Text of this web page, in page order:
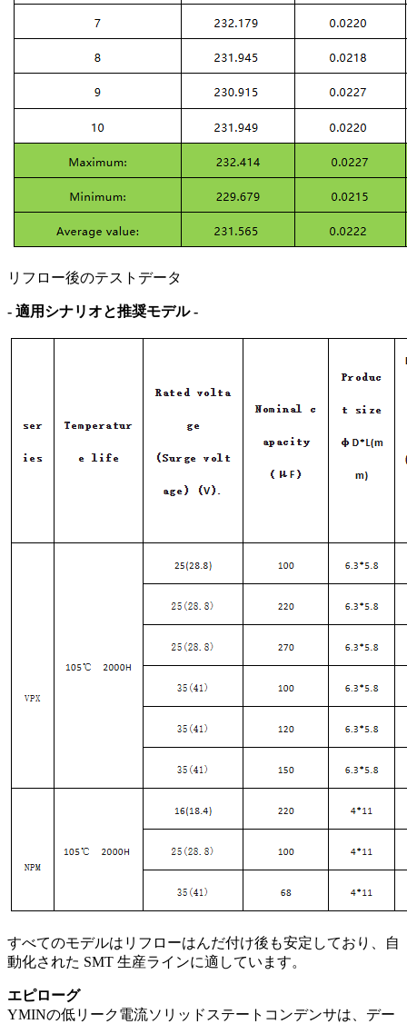
リフロー後のテストデータ
- 適用シナリオと推奨モデル -
すべてのモデルはリフローはんだ付け後も安定しており、自
動化された SMT 生産ラインに適しています。
エピローグ
YMINの低リーク電流ソリッドステートコンデンサは、デー